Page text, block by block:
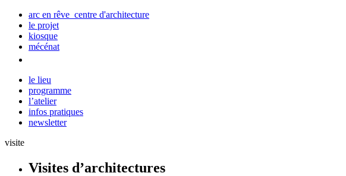
arc en rêve centre d'architecture
le projet
kiosque
mécénat
le lieu
programme
l’atelier
infos pratiques
newsletter
visite
Visites d’architectures